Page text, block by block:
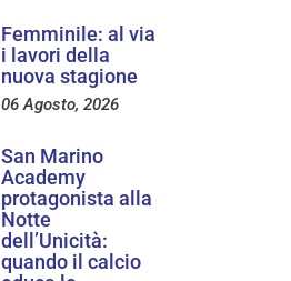
Femminile: al via
i lavori della
nuova stagione
06 Agosto, 2026
San Marino
Academy
protagonista alla
Notte
dell’Unicità:
quando il calcio